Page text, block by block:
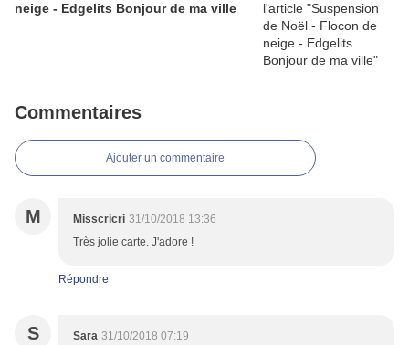
neige - Edgelits Bonjour de ma ville
Commentaires
Ajouter un commentaire
M Misscricri 31/10/2018 13:36
Très jolie carte. J'adore !
Répondre
S Sara 31/10/2018 07:19